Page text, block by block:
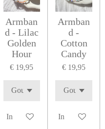
Armban
d - Lilac
Golden
Hour
€ 19,95
In winkelwagen
Armban
d -
Cotton
Candy
€ 19,95
In